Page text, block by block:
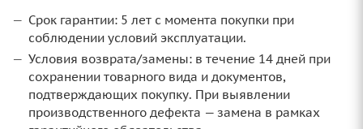
Срок гарантии: 5 лет с момента покупки при
соблюдении условий эксплуатации.
Условия возврата/замены: в течение 14 дней при
сохранении товарного вида и документов,
подтверждающих покупку. При выявлении
производственного дефекта — замена в рамках